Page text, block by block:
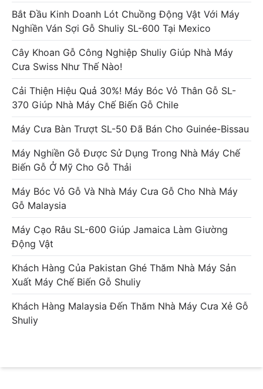
Bắt Đầu Kinh Doanh Lót Chuồng Động Vật Với Máy
Nghiền Ván Sợi Gỗ Shuliy SL-600 Tại Mexico
Cây Khoan Gỗ Công Nghiệp Shuliy Giúp Nhà Máy
Cưa Swiss Như Thế Nào!
Cải Thiện Hiệu Quả 30%! Máy Bóc Vỏ Thân Gỗ SL-
370 Giúp Nhà Máy Chế Biến Gỗ Chile
Máy Cưa Bàn Trượt SL-50 Đã Bán Cho Guinée-Bissau
Máy Nghiền Gỗ Được Sử Dụng Trong Nhà Máy Chế
Biến Gỗ Ở Mỹ Cho Gỗ Thải
Máy Bóc Vỏ Gỗ Và Nhà Máy Cưa Gỗ Cho Nhà Máy
Gỗ Malaysia
Máy Cạo Râu SL-600 Giúp Jamaica Làm Giường
Động Vật
Khách Hàng Của Pakistan Ghé Thăm Nhà Máy Sản
Xuất Máy Chế Biến Gỗ Shuliy
Khách Hàng Malaysia Đến Thăm Nhà Máy Cưa Xẻ Gỗ
Shuliy